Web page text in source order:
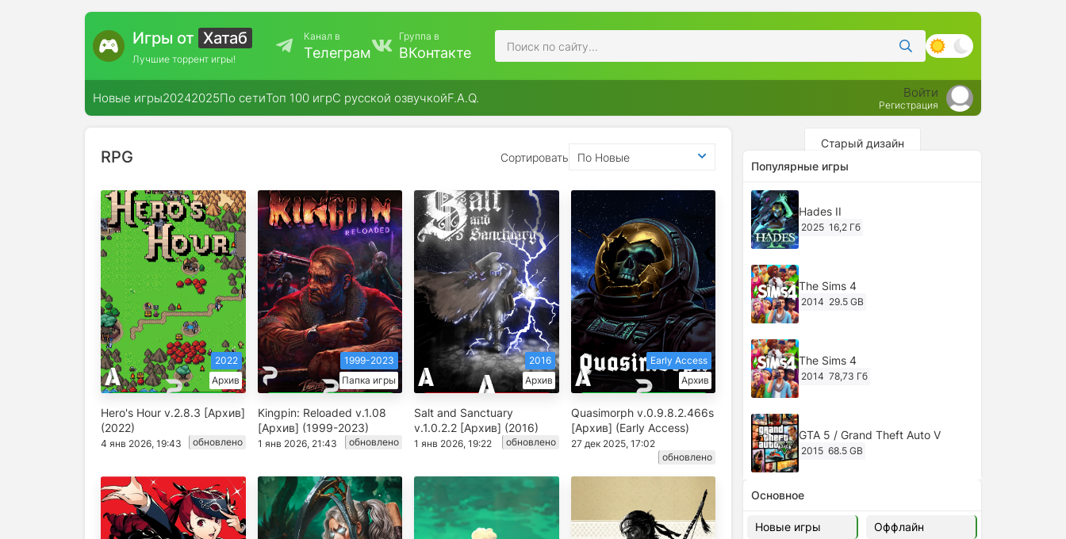
Игры от Хатаб
Лучшие торрент игры!
Канал в
Телеграм
Группа в
ВКонтакте
Новые игры20242025По сетиТоп 100 игрС русской озвучкойF.A.Q. Войти
Регистрация
RPG Сортировать По Новые
Архив
2022
Hero's Hour v.2.8.3 [Архив]
(2022)
4 янв 2026, 19:43 обновлено
Папка игры
1999-2023
Kingpin: Reloaded v.1.08
[Архив] (1999-2023)
1 янв 2026, 21:43 обновлено
Архив
2016
Salt and Sanctuary
v.1.0.2.2 [Архив] (2016)
1 янв 2026, 19:22 обновлено
Архив
Early Access
Quasimorph v.0.9.8.2.466s
[Архив] (Early Access)
27 дек 2025, 17:02
обновлено
Старый дизайн
Популярные игры
Hades II
2025 16,2 Гб
The Sims 4
2014 29.5 GB
The Sims 4
2014 78,73 Гб
GTA 5 / Grand Theft Auto V
2015 68.5 GB
Ghost of Tsushima: Director's Cut
v.1053.8.1023.1614 [RePack
Decepticon] (2024)
2024
Основное
Новые игры Оффлайн